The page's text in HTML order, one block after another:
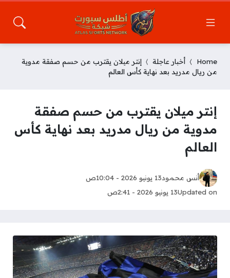
Home أخبار عاجلة
إنتر ميلان يقترب من حسم صفقة مدوية
من ريال مدريد بعد نهاية كأس العالم
إنتر ميلان يقترب من حسم صفقة
مدوية من ريال مدريد بعد نهاية كأس
العالم
أنس محمود13 يونيو 2026 - 10:04ص
Updated on13 يونيو 2026 - 2:41ص